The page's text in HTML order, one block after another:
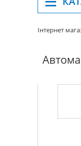
Інтернет